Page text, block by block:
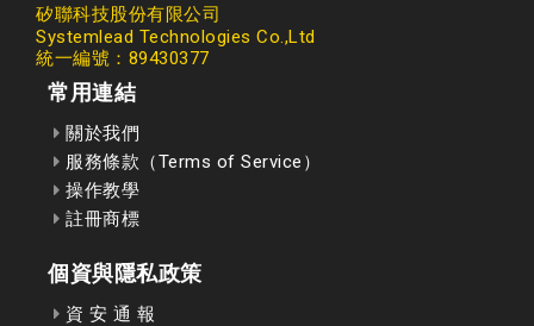
矽聯科技股份有限公司
Systemlead Technologies Co.,Ltd
統一編號：89430377
常用連結
關於我們
服務條款（Terms of Service）
操作教學
註冊商標
個資與隱私政策
資 安 通 報